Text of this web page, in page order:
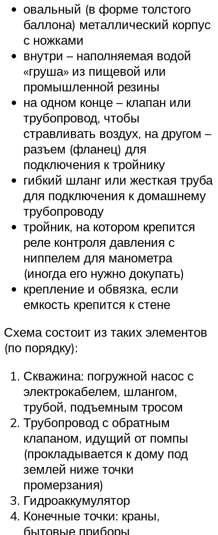
овальный (в форме толстого
баллона) металлический корпус
с ножками
внутри – наполняемая водой
«груша» из пищевой или
промышленной резины
на одном конце – клапан или
трубопровод, чтобы
стравливать воздух, на другом –
разъем (фланец) для
подключения к тройнику
гибкий шланг или жесткая труба
для подключения к домашнему
трубопроводу
тройник, на котором крепится
реле контроля давления с
ниппелем для манометра
(иногда его нужно докупать)
крепление и обвязка, если
емкость крепится к стене
Схема состоит из таких элементов
(по порядку):
Скважина: погружной насос с
электрокабелем, шлангом,
трубой, подъемным тросом
Трубопровод с обратным
клапаном, идущий от помпы
(прокладывается к дому под
землей ниже точки
промерзания)
Гидроаккумулятор
Конечные точки: краны,
бытовые приборы